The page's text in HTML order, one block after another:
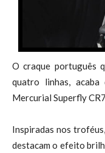
O craque português
quatro linhas,
Mercurial Superfly
Inspiradas nos
destacam o efeito